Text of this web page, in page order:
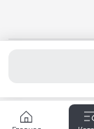
самокатов,